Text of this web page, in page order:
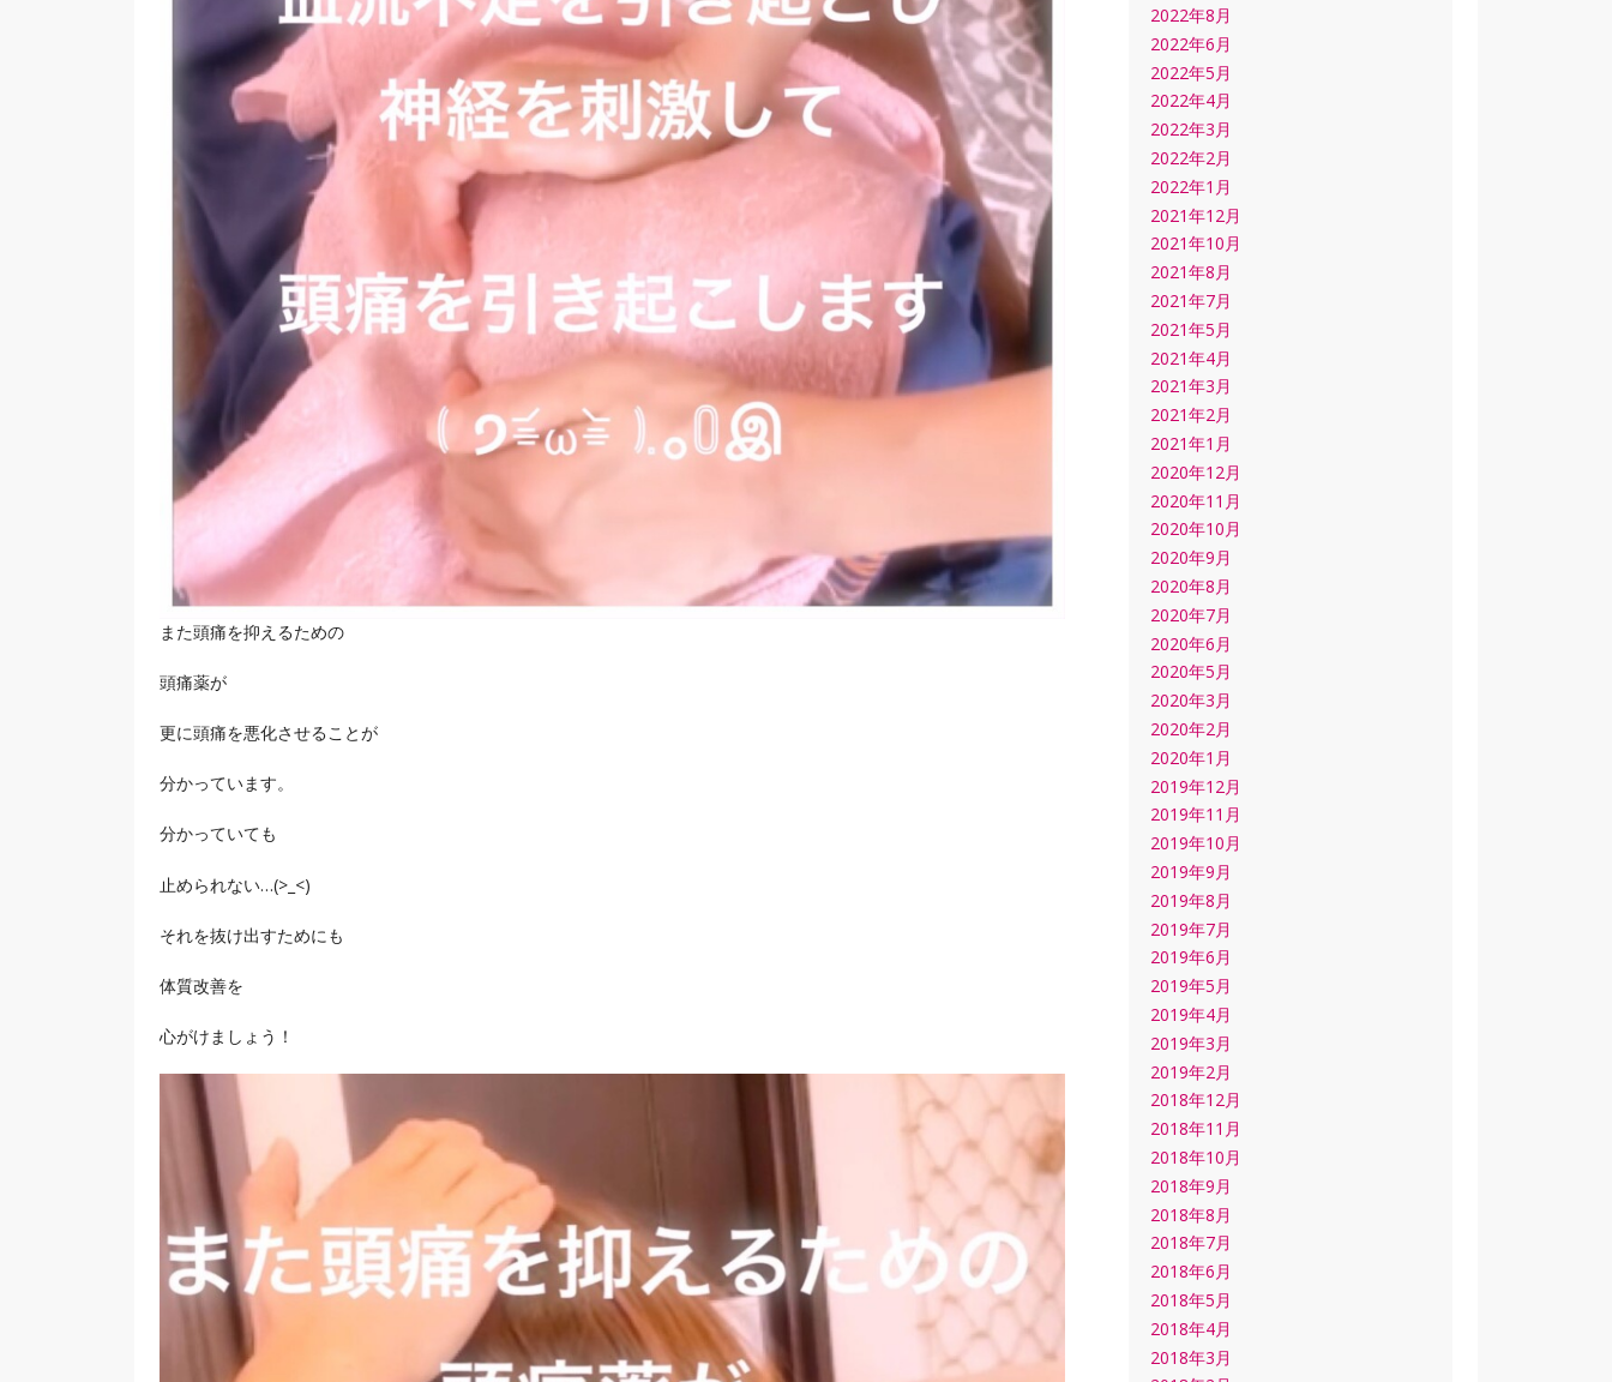
また頭痛を抑えるための
頭痛薬が
更に頭痛を悪化させることが
分かっています。
分かっていても
止められない…(>_<)
それを抜け出すためにも
体質改善を
心がけましょう！
2022年8月
2022年6月
2022年5月
2022年4月
2022年3月
2022年2月
2022年1月
2021年12月
2021年10月
2021年8月
2021年7月
2021年5月
2021年4月
2021年3月
2021年2月
2021年1月
2020年12月
2020年11月
2020年10月
2020年9月
2020年8月
2020年7月
2020年6月
2020年5月
2020年3月
2020年2月
2020年1月
2019年12月
2019年11月
2019年10月
2019年9月
2019年8月
2019年7月
2019年6月
2019年5月
2019年4月
2019年3月
2019年2月
2018年12月
2018年11月
2018年10月
2018年9月
2018年8月
2018年7月
2018年6月
2018年5月
2018年4月
2018年3月